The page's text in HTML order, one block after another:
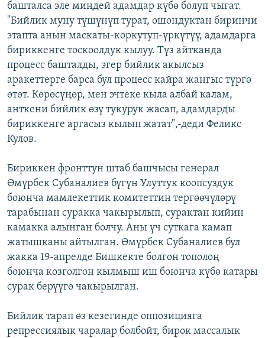
башталса эле миңдей адамдар күбө болуп чыгат.
"Бийлик муну түшүнүп турат, ошондуктан биринчи
этапта анын маскаты-коркутуп-үркүтүү, адамдарга
бириккенге тоскоолдук кылуу. Түз айтканда
процесс башталды, эгер бийлик акылсыз
аракеттерге барса бул процесс кайра жангыс түргө
өтөт. Көрөсүңөр, мен эчтеке кыла албай калам,
анткени бийлик өзү тукурук жасап, адамдарды
бириккенге аргасыз кылып жатат",-деди Феликс
Кулов.
Бириккен фронттун штаб башчысы генерал
Өмүрбек Субаналиев бүгүн Улуттук коопсуздук
боюнча мамлекеттик комитеттин тергөөчүлөрү
тарабынан суракка чакырылып, сурактан кийин
камакка алынган болчу. Аны үч суткага камап
жатышканы айтылган. Өмүрбек Субаналиев бул
жакка 19-апрелде Бишкекте болгон тополоң
боюнча козголгон кылмыш иш боюнча күбө катары
сурак берүүгө чакырылган.
Бийлик тарап өз кезегинде оппозицияга
репрессиялык чаралар болбойт, бирок массалык